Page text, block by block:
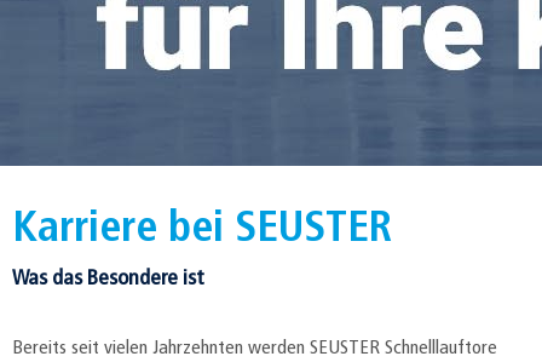
Karriere bei SEUSTER
Was das Besondere ist
Bereits seit vielen Jahrzehnten werden SEUSTER Schnelllauftore